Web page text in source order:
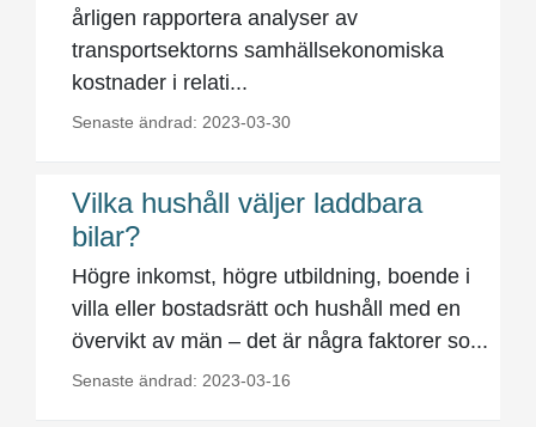
årligen rapportera analyser av
transportsektorns samhällsekonomiska
kostnader i relati...
Senaste ändrad: 2023-03-30
Vilka hushåll väljer laddbara
bilar?
Högre inkomst, högre utbildning, boende i
villa eller bostadsrätt och hushåll med en
övervikt av män – det är några faktorer so...
Senaste ändrad: 2023-03-16